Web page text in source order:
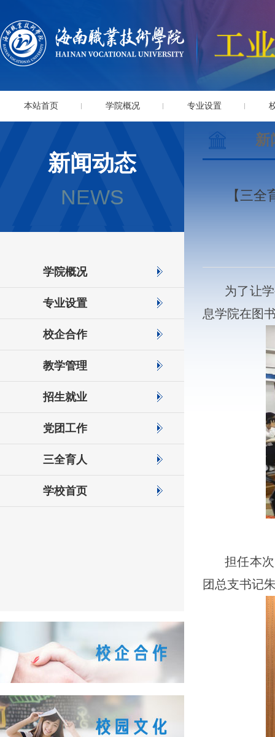
本站首页 学院概况 专业设置
新闻动态
NEWS
学院概况
专业设置
校企合作
教学管理
招生就业
党团工作
三全育人
学校首页
新
【三
为了让
息学院在图
担任本
团总支书记